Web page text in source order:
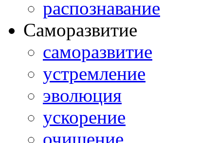
распознавание
Саморазвитие
саморазвитие
устремление
эволюция
ускорение
очищение